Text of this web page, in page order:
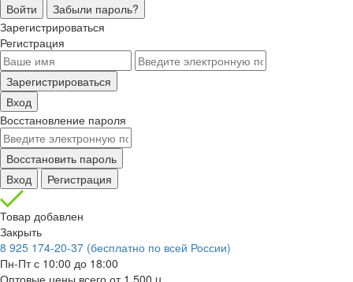
Войти
Забыли пароль?
Зарегистрироваться
Регистрация
Зарегистрироваться
Вход
Восстановление пароля
Восстановить пароль
Вход
Регистрация
Товар добавлен
Закрыть
8 925 174-20-37 (бесплатно по всей России)
Пн-Пт с 10:00 до 18:00